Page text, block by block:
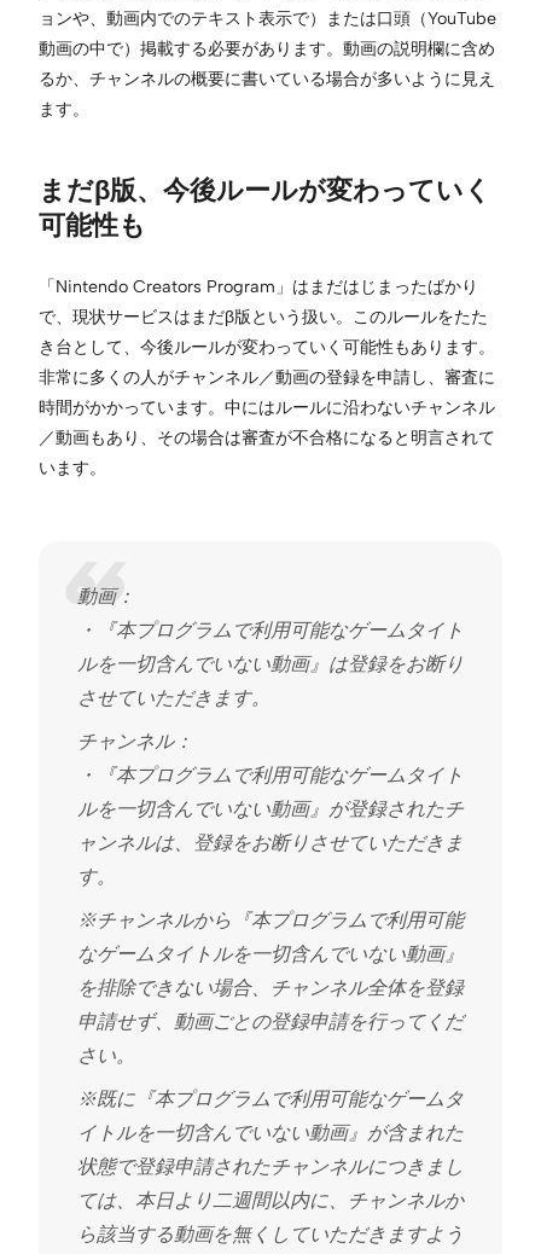
ョンや、動画内でのテキスト表示で）または口頭（YouTube
動画の中で）掲載する必要があります。動画の説明欄に含め
るか、チャンネルの概要に書いている場合が多いように見え
ます。
まだβ版、今後ルールが変わっていく
可能性も
「Nintendo Creators Program」はまだはじまったばかり
で、現状サービスはまだβ版という扱い。このルールをたた
き台として、今後ルールが変わっていく可能性もあります。
非常に多くの人がチャンネル／動画の登録を申請し、審査に
時間がかかっています。中にはルールに沿わないチャンネル
／動画もあり、その場合は審査が不合格になると明言されて
います。
動画：
・『本プログラムで利用可能なゲームタイト
ルを一切含んでいない動画』は登録をお断り
させていただきます。
チャンネル：
・『本プログラムで利用可能なゲームタイト
ルを一切含んでいない動画』が登録されたチ
ャンネルは、登録をお断りさせていただきま
す。
※チャンネルから『本プログラムで利用可能
なゲームタイトルを一切含んでいない動画』
を排除できない場合、チャンネル全体を登録
申請せず、動画ごとの登録申請を行ってくだ
さい。
※既に『本プログラムで利用可能なゲームタ
イトルを一切含んでいない動画』が含まれた
状態で登録申請されたチャンネルにつきまし
ては、本日より二週間以内に、チャンネルか
ら該当する動画を無くしていただきますよう